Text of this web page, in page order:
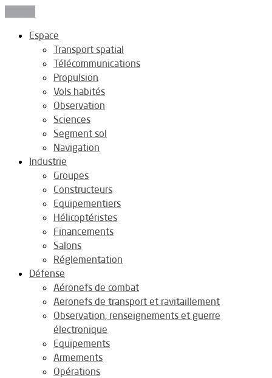
Espace
Transport spatial
Télécommunications
Propulsion
Vols habités
Observation
Sciences
Segment sol
Navigation
Industrie
Groupes
Constructeurs
Equipementiers
Hélicoptéristes
Financements
Salons
Réglementation
Défense
Aéronefs de combat
Aeronefs de transport et ravitaillement
Observation, renseignements et guerre
électronique
Equipements
Armements
Opérations